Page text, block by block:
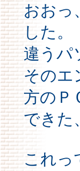
おおっ
した。
違うパ
そのエ
方のＰ
できた
これっ